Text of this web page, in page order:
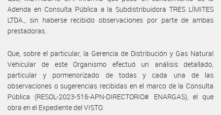
Adenda en Consulta Pública a la Subdistribuidora TRES LÍMITES
LTDA., sin haberse recibido observaciones por parte de ambas
prestadoras.
Que, sobre el particular, la Gerencia de Distribución y Gas Natural
Vehicular de este Organismo efectuó un análisis detallado,
particular y pormenorizado de todas y cada una de las
observaciones o sugerencias recibidas en el marco de la Consulta
Pública (RESOL-2023-516-APN-DIRECTORIO# ENARGAS), el que
obra en el Expediente del VISTO.